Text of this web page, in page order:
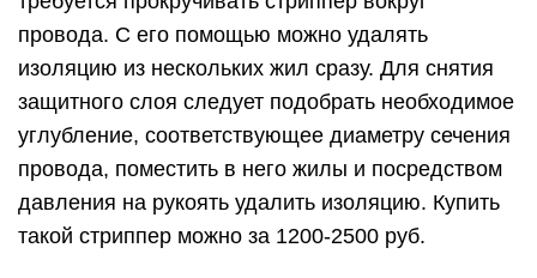
Максимально упрощает работуавтоматический
инструмент для зачистки проводов и снятия
изоляции
Для удаления изоляции не требуется подбирать
диаметр сечения кабеля. Приспособление имеет
одно гнездо, размер которого подстраивается
автоматически под заведенный кабель.